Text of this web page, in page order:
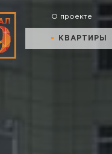
О проекте
КВАРТИРЫ